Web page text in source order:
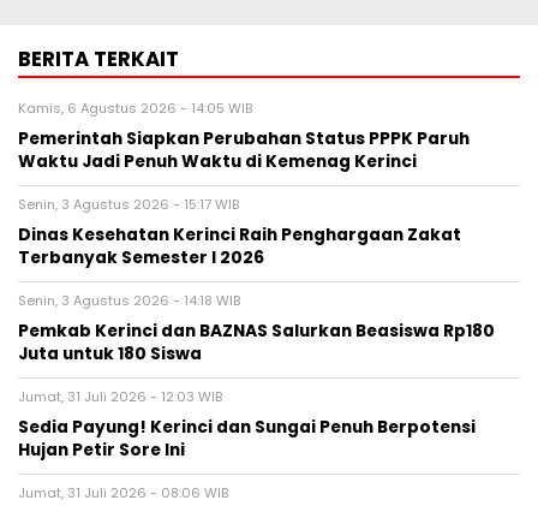
BERITA TERKAIT
Kamis, 6 Agustus 2026 - 14:05 WIB
Pemerintah Siapkan Perubahan Status PPPK Paruh
Waktu Jadi Penuh Waktu di Kemenag Kerinci
Senin, 3 Agustus 2026 - 15:17 WIB
Dinas Kesehatan Kerinci Raih Penghargaan Zakat
Terbanyak Semester I 2026
Senin, 3 Agustus 2026 - 14:18 WIB
Pemkab Kerinci dan BAZNAS Salurkan Beasiswa Rp180
Juta untuk 180 Siswa
Jumat, 31 Juli 2026 - 12:03 WIB
Sedia Payung! Kerinci dan Sungai Penuh Berpotensi
Hujan Petir Sore Ini
Jumat, 31 Juli 2026 - 08:06 WIB